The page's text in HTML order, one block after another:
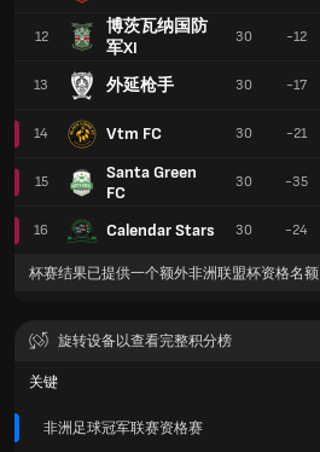
12
博茨瓦纳国防
军XI
13 外延枪手
14 Vtm FC
15
Santa Green
FC
16 Calendar Stars
30 -12
30 -17
30 -21
30 -35
30 -24
杯赛结果已提供一个额外非洲联盟杯资格名额
旋转设备以查看完整积分榜
关键
非洲足球冠军联赛资格赛